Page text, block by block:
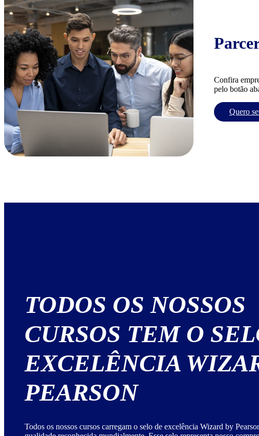
Confira
pelo botão
Quero
TODOS OS NOSSOS
CURSOS TEM O
EXCELÊNCIA
PEARSON
Todos os nossos cursos carregam o selo de excelência Wizard by